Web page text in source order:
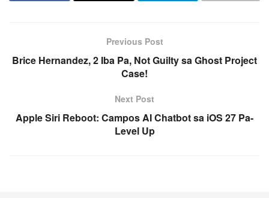
Previous Post
Brice Hernandez, 2 Iba Pa, Not Guilty sa Ghost Project
Case!
Next Post
Apple Siri Reboot: Campos AI Chatbot sa iOS 27 Pa-
Level Up